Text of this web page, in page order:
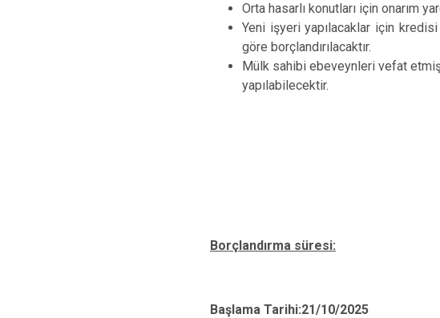
Orta hasarlı konutları için onarım
Yeni işyeri yapılacaklar için
göre borçlandırılacaktır.
Mülk sahibi ebeveynleri vefat
yapılabilecektir.
Borçlandırma süresi:
Başlama Tarihi:21/10/2025